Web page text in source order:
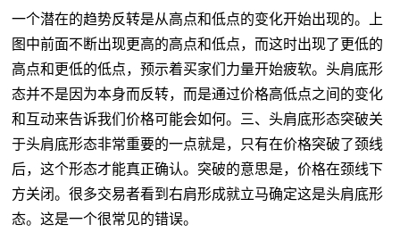
一个潜在的趋势反转是从高点和低点的变化开始出现的。上
图中前面不断出现更高的高点和低点，而这时出现了更低的
高点和更低的低点，预示着买家们力量开始疲软。头肩底形
态并不是因为本身而反转，而是通过价格高低点之间的变化
和互动来告诉我们价格可能会如何。三、头肩底形态突破关
于头肩底形态非常重要的一点就是，只有在价格突破了颈线
后，这个形态才能真正确认。突破的意思是，价格在颈线下
方关闭。很多交易者看到右肩形成就立马确定这是头肩底形
态。这是一个很常见的错误。